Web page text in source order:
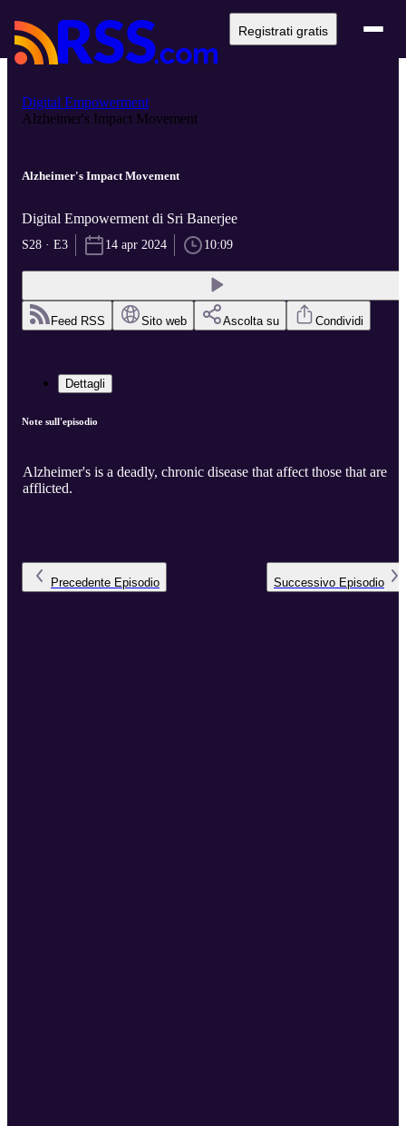
Registrati gratis
Digital Empowerment
Alzheimer's Impact Movement
Alzheimer's Impact Movement
Digital Empowerment di Sri Banerjee
S28 · E3 14 apr 2024 10:09
Feed RSS Sito web Ascolta su Condividi
Dettagli
Note sull'episodio
Alzheimer's is a deadly, chronic disease that affect those that are
afflicted.
Precedente Episodio Successivo Episodio